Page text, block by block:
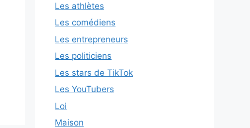
Les athlètes
Les comédiens
Les entrepreneurs
Les politiciens
Les stars de TikTok
Les YouTubers
Loi
Maison